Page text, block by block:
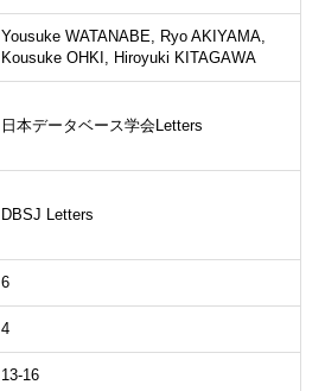
Yousuke WATANABE, Ryo AKIYAMA,
Kousuke OHKI, Hiroyuki KITAGAWA
日本データベース学会Letters
DBSJ Letters
6
4
13-16